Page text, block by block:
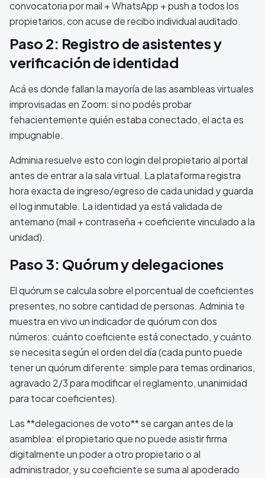
convocatoria por mail + WhatsApp + push a todos los
propietarios, con acuse de recibo individual auditado.
Paso 2: Registro de asistentes y
verificación de identidad
Acá es donde fallan la mayoría de las asambleas virtuales
improvisadas en Zoom: si no podés probar
fehacientemente quién estaba conectado, el acta es
impugnable.
Adminia resuelve esto con login del propietario al portal
antes de entrar a la sala virtual. La plataforma registra
hora exacta de ingreso/egreso de cada unidad y guarda
el log inmutable. La identidad ya está validada de
antemano (mail + contraseña + coeficiente vinculado a la
unidad).
Paso 3: Quórum y delegaciones
El quórum se calcula sobre el porcentual de coeficientes
presentes, no sobre cantidad de personas. Adminia te
muestra en vivo un indicador de quórum con dos
números: cuánto coeficiente está conectado, y cuánto
se necesita según el orden del día (cada punto puede
tener un quórum diferente: simple para temas ordinarios,
agravado 2/3 para modificar el reglamento, unanimidad
para tocar coeficientes).
Las **delegaciones de voto** se cargan antes de la
asamblea: el propietario que no puede asistir firma
digitalmente un poder a otro propietario o al
administrador, y su coeficiente se suma al apoderado